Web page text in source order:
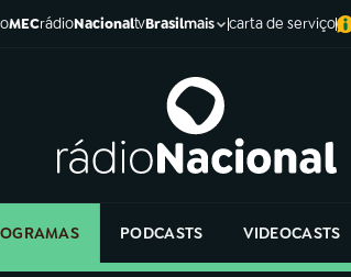
MECrádioNacionaltvBrasilmais carta de serviço
PODCASTS VIDEOCASTS